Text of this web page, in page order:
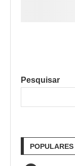
Pesquisar
POPULARES